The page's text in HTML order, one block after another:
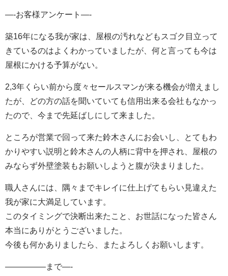
—-お客様アンケート—-
築16年になる我が家は、屋根の汚れなどもスゴク目立って
きているのはよくわかっていましたが、何と言っても今は
屋根にかける予算がない。
2,3年くらい前から度々セールスマンが来る機会が増えまし
たが、どの方の話を聞いていても信用出来る会社もなかっ
たので、今まで先延ばしにして来ました。
ところが営業で回って来た鈴木さんにお会いし、とてもわ
かりやすい説明と鈴木さんの人柄に背中を押され、屋根の
みならず外壁塗装もお願いしようと腹が決まりました。
職人さんには、隅々までキレイに仕上げてもらい見違えた
我が家に大満足しています。
このタイミングで決断出来たこと、お世話になった皆さん
本当にありがとうございました。
今後も何かありましたら、またよろしくお願いします。
—————まで—-